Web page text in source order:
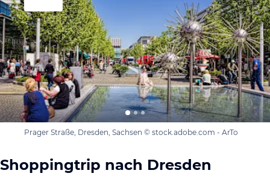
Prager Straße, Dresden, Sachsen © stock.adobe.com - ArTo
Shoppingtrip nach Dresden